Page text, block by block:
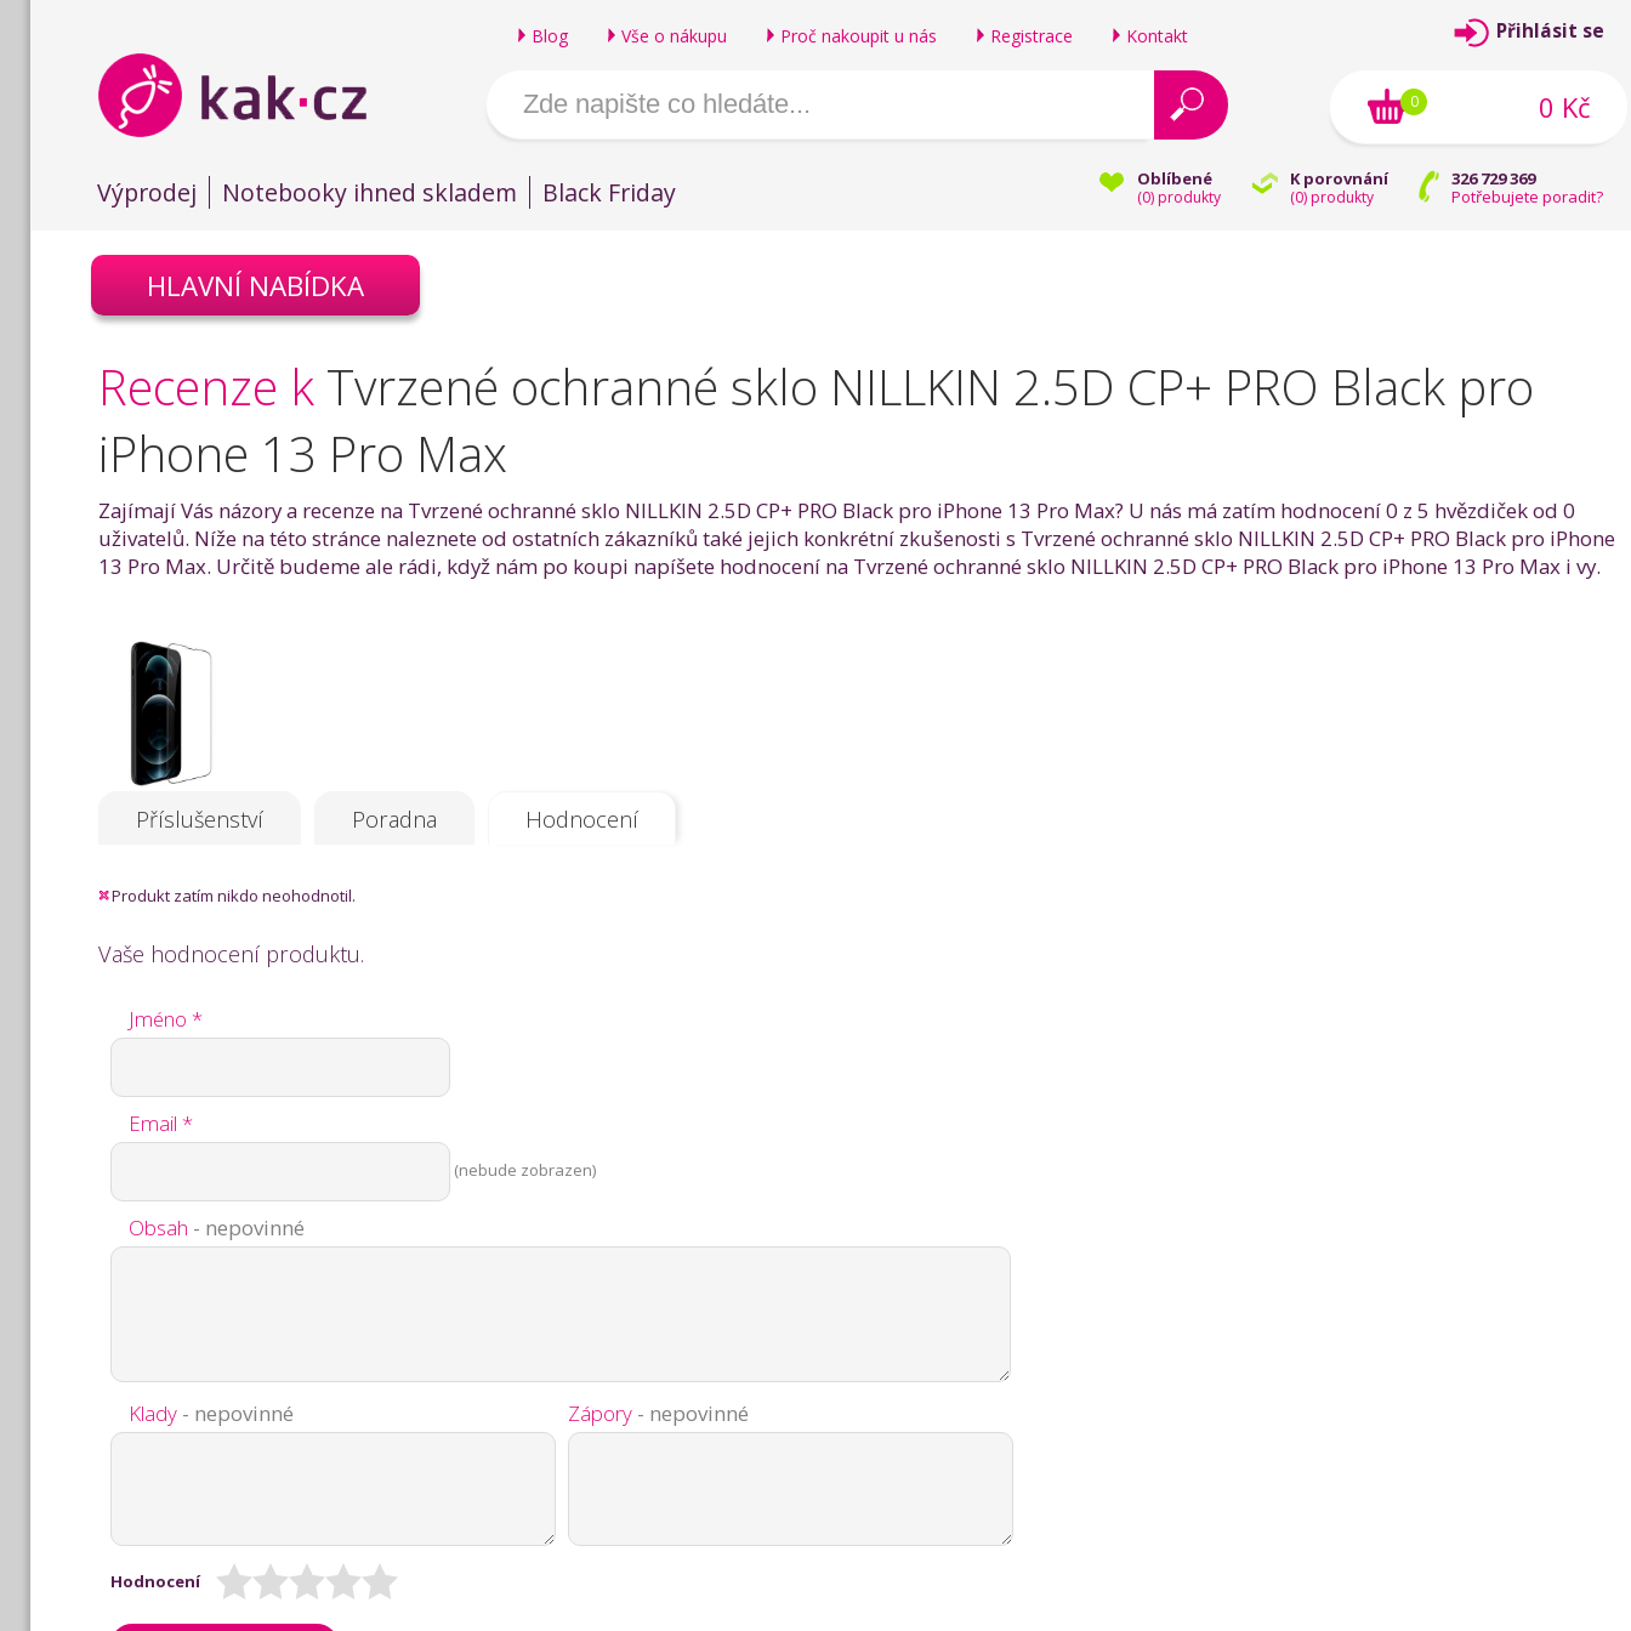
Blog Vše o nákupu Proč nakoupit u nás Registrace Kontakt
Oblíbené
(0) produkty
K porovnání
(0) produkty
326 729 369
Potřebujete poradit?
Výprodej Notebooky ihned skladem Black Friday
Přihlásit se
0 Kč
0
HLAVNÍ NABÍDKA
Recenze k Tvrzené ochranné sklo NILLKIN 2.5D CP+ PRO Black pro
iPhone 13 Pro Max
Zajímají Vás názory a recenze na Tvrzené ochranné sklo NILLKIN 2.5D CP+ PRO Black pro iPhone 13 Pro Max? U nás má zatím hodnocení 0 z 5 hvězdiček od 0
uživatelů. Níže na této stránce naleznete od ostatních zákazníků také jejich konkrétní zkušenosti s Tvrzené ochranné sklo NILLKIN 2.5D CP+ PRO Black pro iPhone
13 Pro Max. Určitě budeme ale rádi, když nám po koupi napíšete hodnocení na Tvrzené ochranné sklo NILLKIN 2.5D CP+ PRO Black pro iPhone 13 Pro Max i vy.
Příslušenství Poradna Hodnocení
Produkt zatím nikdo neohodnotil.
Vaše hodnocení produktu.
Jméno *
Email *
(nebude zobrazen)
Obsah - nepovinné
Klady - nepovinné Zápory - nepovinné
Hodnocení